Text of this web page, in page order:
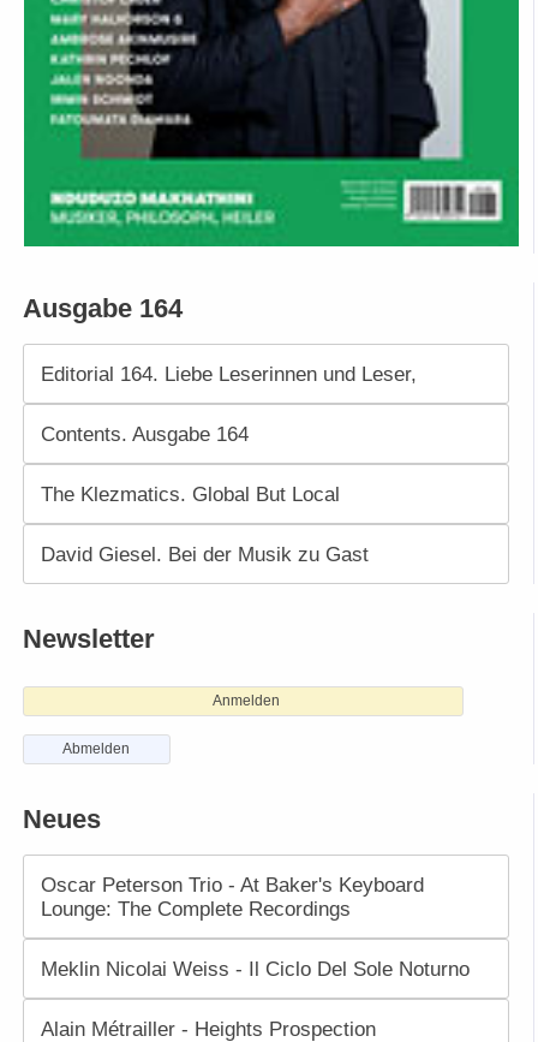
Ausgabe 164
Editorial 164. Liebe Leserinnen und Leser,
Contents. Ausgabe 164
The Klezmatics. Global But Local
David Giesel. Bei der Musik zu Gast
Newsletter
Anmelden
Abmelden
Neues
Oscar Peterson Trio - At Baker's Keyboard
Lounge: The Complete Recordings
Meklin Nicolai Weiss - Il Ciclo Del Sole Noturno
Alain Métrailler - Heights Prospection